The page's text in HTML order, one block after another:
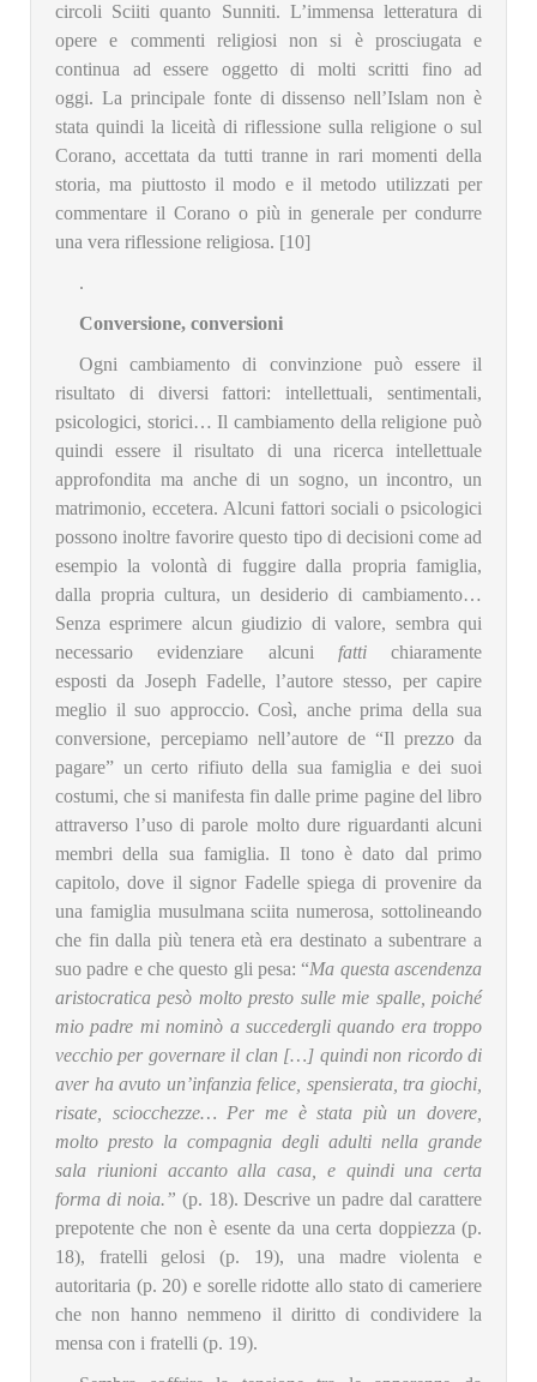
circoli Sciiti quanto Sunniti. L’immensa letteratura di
opere e commenti religiosi non si è prosciugata e
continua ad essere oggetto di molti scritti fino ad
oggi. La principale fonte di dissenso nell’Islam non è
stata quindi la liceità di riflessione sulla religione o sul
Corano, accettata da tutti tranne in rari momenti della
storia, ma piuttosto il modo e il metodo utilizzati per
commentare il Corano o più in generale per condurre
una vera riflessione religiosa. [10]
.
Conversione, conversioni
Ogni cambiamento di convinzione può essere il
risultato di diversi fattori: intellettuali, sentimentali,
psicologici, storici… Il cambiamento della religione può
quindi essere il risultato di una ricerca intellettuale
approfondita ma anche di un sogno, un incontro, un
matrimonio, eccetera. Alcuni fattori sociali o psicologici
possono inoltre favorire questo tipo di decisioni come ad
esempio la volontà di fuggire dalla propria famiglia,
dalla propria cultura, un desiderio di cambiamento…
Senza esprimere alcun giudizio di valore, sembra qui
necessario evidenziare alcuni fattichiaramente
esposti da Joseph Fadelle, l’autore stesso, per capire
meglio il suo approccio. Così, anche prima della sua
conversione, percepiamo nell’autore de “Il prezzo da
pagare” un certo rifiuto della sua famiglia e dei suoi
costumi, che si manifesta fin dalle prime pagine del libro
attraverso l’uso di parole molto dure riguardanti alcuni
membri della sua famiglia. Il tono è dato dal primo
capitolo, dove il signor Fadelle spiega di provenire da
una famiglia musulmana sciita numerosa, sottolineando
che fin dalla più tenera età era destinato a subentrare a
suo padre e che questo gli pesa: “Ma questa ascendenza
aristocratica pesò molto presto sulle mie spalle, poiché
mio padre mi nominò a succedergli quando era troppo
vecchio per governare il clan […] quindi non ricordo di
aver ha avuto un’infanzia felice, spensierata, tra giochi,
risate, sciocchezze… Per me è stata più un dovere,
molto presto la compagnia degli adulti nella grande
sala riunioni accanto alla casa, e quindi una certa
forma di noia.” (p. 18). Descrive un padre dal carattere
prepotente che non è esente da una certa doppiezza (p.
18), fratelli gelosi (p. 19), una madre violenta e
autoritaria (p. 20) e sorelle ridotte allo stato di cameriere
che non hanno nemmeno il diritto di condividere la
mensa con i fratelli (p. 19).